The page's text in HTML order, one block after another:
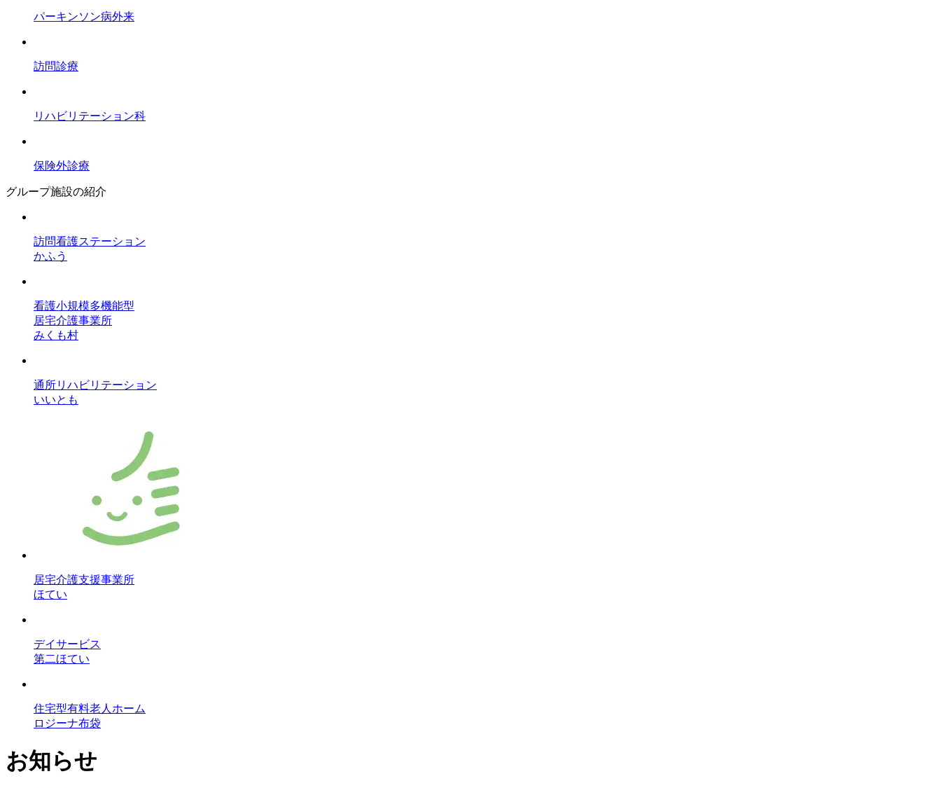
パーキンソン病外来
訪問診療
リハビリテーション科
保険外診療
グループ施設の紹介
訪問看護ステーション
かふう
看護小規模多機能型
居宅介護事業所
みくも村
通所リハビリテーション
いいとも
居宅介護支援事業所
ほてい
デイサービス
第二ほてい
住宅型有料老人ホーム
ロジーナ布袋
お知らせ